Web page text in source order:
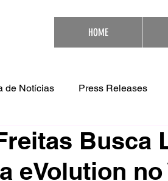
HOME
de Notícias Press Releases
Busca
eVolution